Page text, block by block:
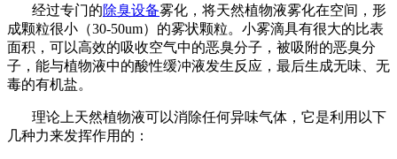
经过专门的除臭设备雾化，将天然植物液雾化在空间，形
成颗粒很小（30-50um）的雾状颗粒。小雾滴具有很大的比表
面积，可以高效的吸收空气中的恶臭分子，被吸附的恶臭分
子，能与植物液中的酸性缓冲液发生反应，最后生成无味、无
毒的有机盐。
理论上天然植物液可以消除任何异味气体，它是利用以下
几种力来发挥作用的：